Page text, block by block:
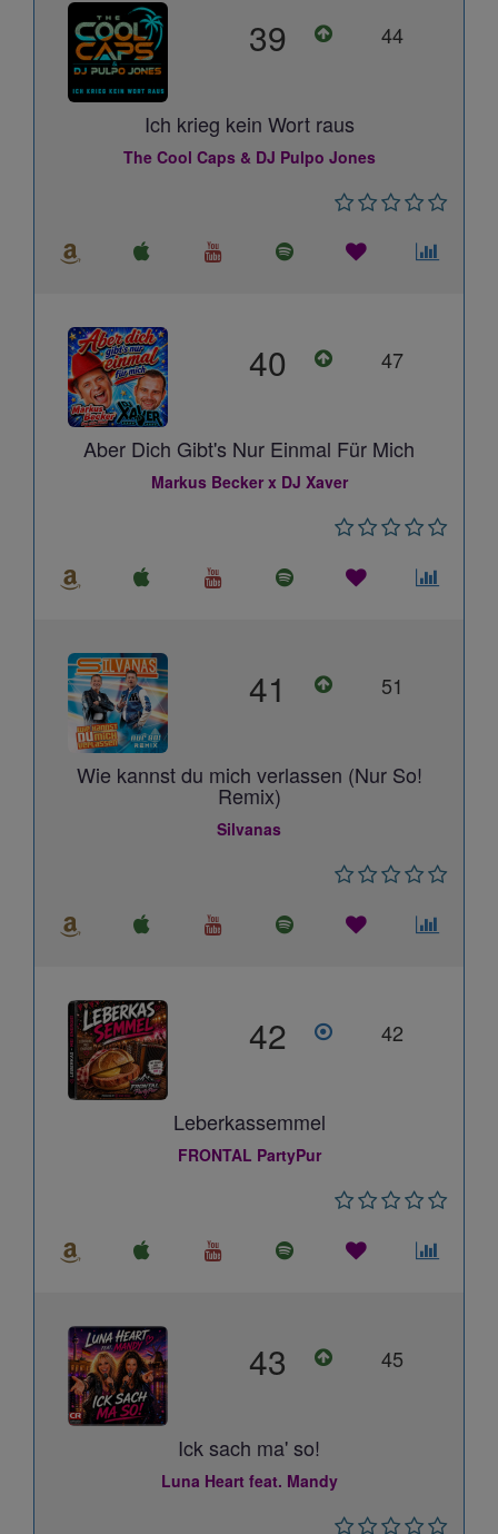
39 44
Ich krieg kein Wort raus
The Cool Caps & DJ Pulpo Jones
40 47
Aber Dich Gibt's Nur Einmal Für Mich
Markus Becker x DJ Xaver
41 51
Wie kannst du mich verlassen (Nur So!
Remix)
Silvanas
42 42
Leberkassemmel
FRONTAL PartyPur
43 45
Ick sach ma' so!
Luna Heart feat. Mandy